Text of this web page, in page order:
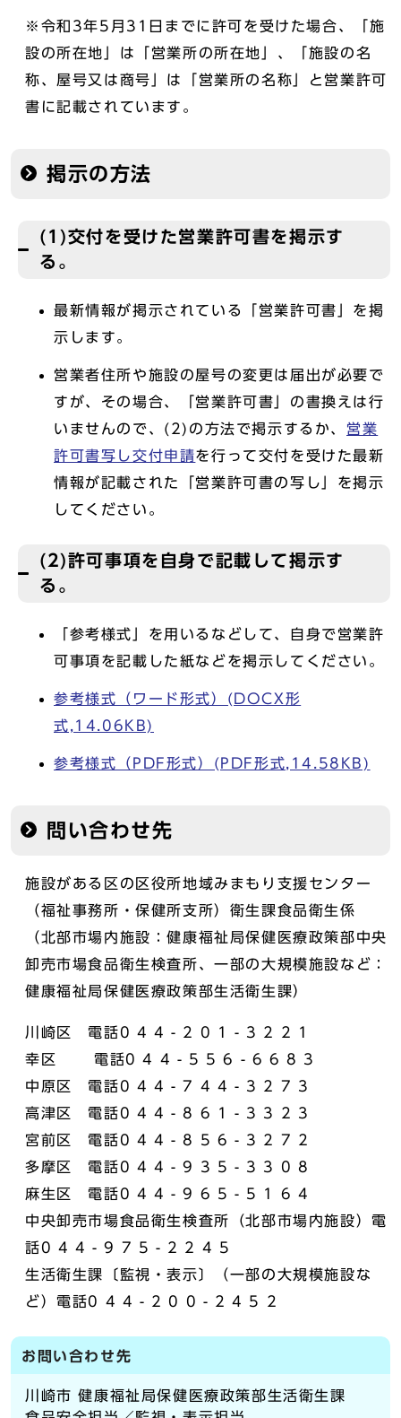
※令和3年5月31日までに許可を受けた場合、「施
設の所在地」は「営業所の所在地」、「施設の名
称、屋号又は商号」は「営業所の名称」と営業許可
書に記載されています。
掲示の方法
(1)交付を受けた営業許可書を掲示す
る。
最新情報が掲示されている「営業許可書」を掲
示します。
営業者住所や施設の屋号の変更は届出が必要で
すが、その場合、「営業許可書」の書換えは行
いませんので、(2)の方法で掲示するか、 営業
許可書写し交付申請を行って交付を受けた最新
情報が記載された「営業許可書の写し」を掲示
してください。
(2)許可事項を自身で記載して掲示す
る。
「参考様式」を用いるなどして、自身で営業許
可事項を記載した紙などを掲示してください。
参考様式（ワード形式）(DOCX形
式,14.06KB)
参考様式（PDF形式）(PDF形式,14.58KB)
問い合わせ先
施設がある区の区役所地域みまもり支援センター
（福祉事務所・保健所支所）衛生課食品衛生係
（北部市場内施設：健康福祉局保健医療政策部中央
卸売市場食品衛生検査所、一部の大規模施設など：
健康福祉局保健医療政策部生活衛生課）
川崎区 電話0 4 4 - 2 0 1 - 3 2 2 1
幸区 電話0 4 4 - 5 5 6 - 6 6 8 3
中原区 電話0 4 4 - 7 4 4 - 3 2 7 3
高津区 電話0 4 4 - 8 6 1 - 3 3 2 3
宮前区 電話0 4 4 - 8 5 6 - 3 2 7 2
多摩区 電話0 4 4 - 9 3 5 - 3 3 0 8
麻生区 電話0 4 4 - 9 6 5 - 5 1 6 4
中央卸売市場食品衛生検査所（北部市場内施設）電
話0 4 4 - 9 7 5 - 2 2 4 5
生活衛生課〔監視・表示〕（一部の大規模施設な
ど）電話0 4 4 - 2 0 0 - 2 4 5 2
お問い合わせ先
川崎市 健康福祉局保健医療政策部生活衛生課